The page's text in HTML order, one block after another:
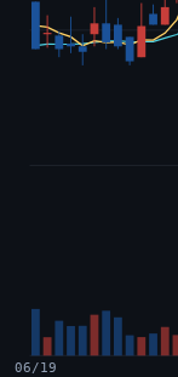
06/19